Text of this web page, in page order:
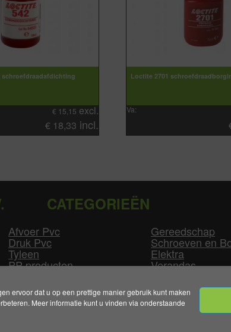
ervoor dat u op een prettige manier gebruik kunt maken
Meer informatie kunt u vinden via onderstaande
schroefdraadafdichting
€ 15,15 excl.
€ 18,33 incl.
Loctite 2701
Va:
CATEGORIEËN
Afvoer Pvc
Druk Pvc
Tyleen
PP producten
GLW producten
Gereedschap
Schroeven en
Elektra
Verandas
Overige
Voorwaarden